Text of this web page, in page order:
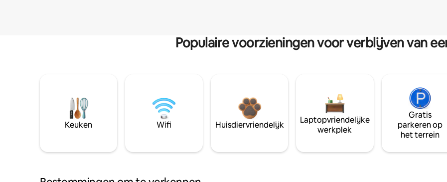
Populaire voorzieningen voor verblijven van
Keuken Wifi Huisdiervriendelijk
Laptopvriendelijke
werkplek
Gratis
parkeren op
het terrein